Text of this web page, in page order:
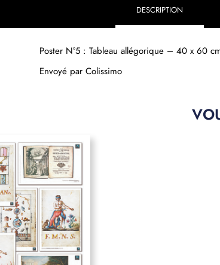
DESCRIPTION
Poster N°5 : Tableau allégorique – 40 x 60
Envoyé par Colissimo